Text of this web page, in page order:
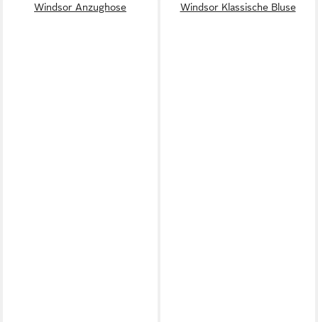
Windsor Anzughose Windsor Klassische Bluse